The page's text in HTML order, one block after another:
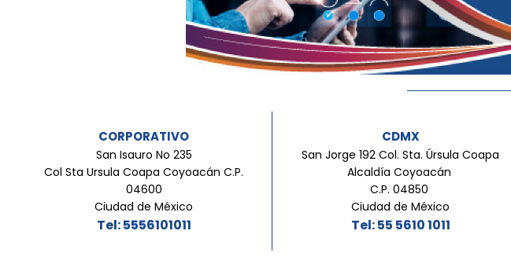
CORPORATIVO
San Isauro No 235
Col Sta Ursula Coapa Coyoacán C.P.
04600
Ciudad de México
Tel: 5556101011
CDMX
San Jorge 192 Col. Sta. Úrsula Coapa
Alcaldía Coyoacán
C.P. 04850
Ciudad de México
Tel: 55 5610 1011